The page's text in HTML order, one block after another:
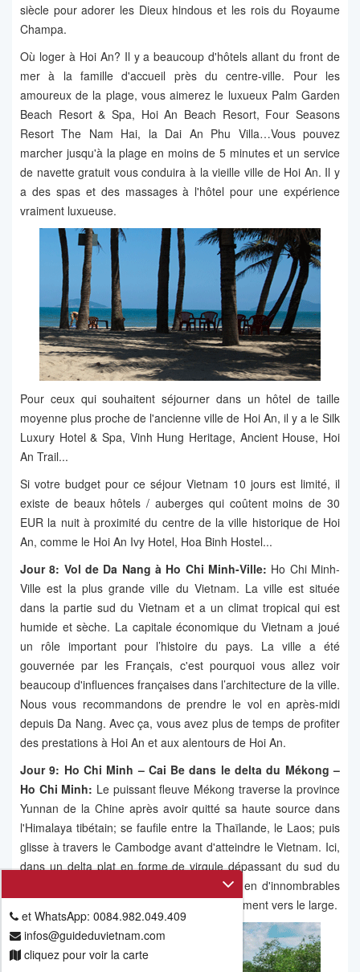
siècle pour adorer les Dieux hindous et les rois du Royaume
Champa.
Où loger à Hoi An? Il y a beaucoup d'hôtels allant du front de
mer à la famille d'accueil près du centre-ville. Pour les
amoureux de la plage, vous aimerez le luxueux Palm Garden
Beach Resort & Spa, Hoi An Beach Resort, Four Seasons
Resort The Nam Hai, la Dai An Phu Villa…Vous pouvez
marcher jusqu'à la plage en moins de 5 minutes et un service
de navette gratuit vous conduira à la vieille ville de Hoi An. Il y
a des spas et des massages à l'hôtel pour une expérience
vraiment luxueuse.
Pour ceux qui souhaitent séjourner dans un hôtel de taille
moyenne plus proche de l'ancienne ville de Hoi An, il y a le Silk
Luxury Hotel & Spa, Vinh Hung Heritage, Ancient House, Hoi
An Trail...
Si votre budget pour ce séjour Vietnam 10 jours est limité, il
existe de beaux hôtels / auberges qui coûtent moins de 30
EUR la nuit à proximité du centre de la ville historique de Hoi
An, comme le Hoi An Ivy Hotel, Hoa Binh Hostel...
Jour 8: Vol de Da Nang à Ho Chi Minh-Ville: Ho Chi Minh-
Ville est la plus grande ville du Vietnam. La ville est située
dans la partie sud du Vietnam et a un climat tropical qui est
humide et sèche. La capitale économique du Vietnam a joué
un rôle important pour l’histoire du pays. La ville a été
gouvernée par les Français, c'est pourquoi vous allez voir
beaucoup d'influences françaises dans l’architecture de la ville.
Nous vous recommandons de prendre le vol en après-midi
depuis Da Nang. Avec ça, vous avez plus de temps de profiter
des prestations à Hoi An et aux alentours de Hoi An.
Jour 9: Ho Chi Minh – Cai Be dans le delta du Mékong –
Ho Chi Minh: Le puissant fleuve Mékong traverse la province
Yunnan de la Chine après avoir quitté sa haute source dans
l'Himalaya tibétain; se faufile entre la Thaïlande, le Laos; puis
glisse à travers le Cambodge avant d'atteindre le Vietnam. Ici,
dans un delta plat en forme de virgule dépassant du sud du
pays, le fleuve se fragmente et se répand en d'innombrables
affluents et ruisseaux, tous serpentant lentement vers le large.
et WhatsApp: 0084.982.049.409
infos@guideduvietnam.com
cliquez pour voir la carte